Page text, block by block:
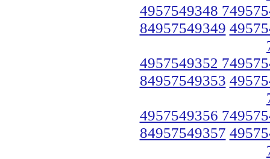
4957549348
84957549349
4957549352
84957549353
4957549356
84957549357